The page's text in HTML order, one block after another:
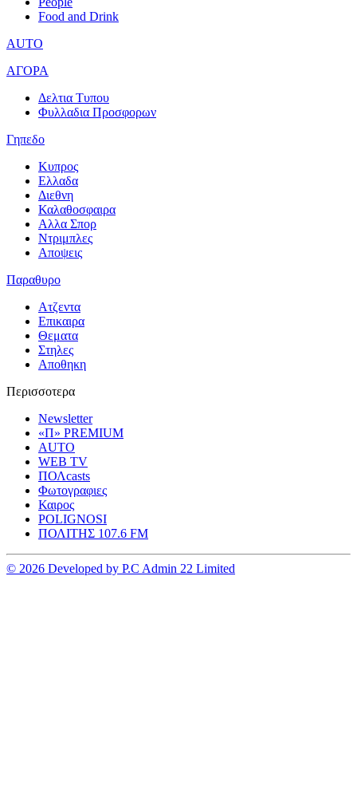
Food and Drink
AUTO
ΑΓΟΡΑ
Δελτια Τυπου
Φυλλαδια Προσφορων
Γηπεδο
Κυπρος
Ελλαδα
Διεθνη
Καλαθοσφαιρα
Αλλα Σπορ
Ντριμπλες
Αποψεις
Παραθυρο
Ατζεντα
Επικαιρα
Θεματα
Στηλες
Αποθηκη
Περισσοτερα
Newsletter
«Π» PREMIUM
AUTO
WEB TV
ΠΟΛcasts
Φωτογραφιες
Καιρος
POLIGNOSI
ΠΟΛΙΤΗΣ 107.6 FM
© 2026 Developed by P.C Admin 22 Limited